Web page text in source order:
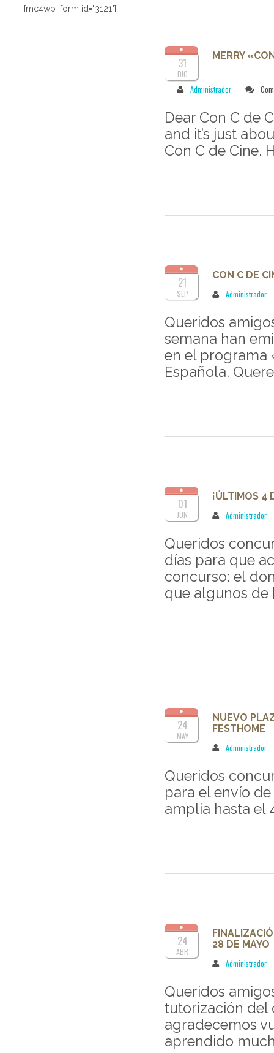
[mc4wp_form id="3121"]
31
DIC
MERRY
Administrador
Dear Con C de
and it’s just
Con C de Cine.
21
SEP
CON C DE
Administrador
Queridos
semana han
en el programa
Española.
01
JUN
¡ÚLTIMOS 4
Administrador
Queridos
días para que
concurso: el
que algunos de
24
MAY
NUEVO
FESTHOME
Administrador
Queridos
para el envío
amplía hasta el
24
ABR
28 DE MAYO
Administrador
Queridos
tutorización del
agradecemos
aprendido